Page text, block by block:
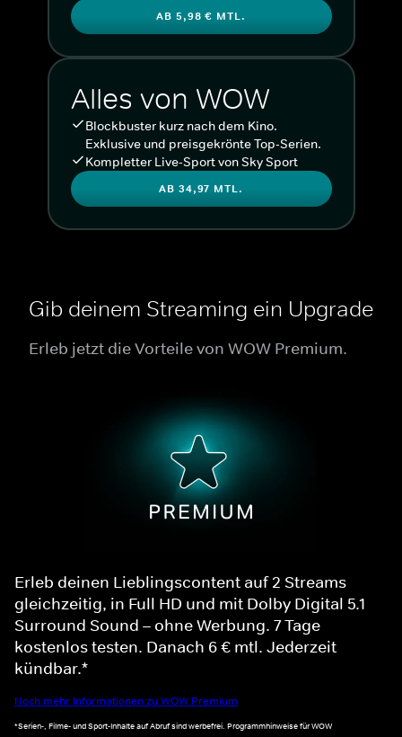
AB 5,98 € MTL.
Alles von WOW
Blockbuster kurz nach dem Kino.
Exklusive und preisgekrönte Top-Serien.
Kompletter Live-Sport von Sky Sport
AB 34,97 MTL.
Gib deinem Streaming ein Upgrade
Erleb jetzt die Vorteile von WOW Premium.
Erleb deinen Lieblingscontent auf 2 Streams
gleichzeitig, in Full HD und mit Dolby Digital 5.1
Surround Sound – ohne Werbung. 7 Tage
kostenlos testen. Danach 6 € mtl. Jederzeit
kündbar.*
Noch mehr Informationen zu WOW Premium
*Serien-, Filme- und Sport-Inhalte auf Abruf sind werbefrei. Programmhinweise für WOW